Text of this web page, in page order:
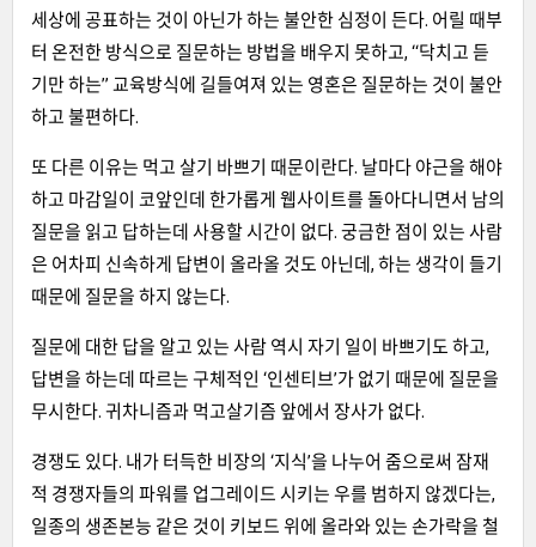
세상에 공표하는 것이 아닌가 하는 불안한 심정이 든다. 어릴 때부
터 온전한 방식으로 질문하는 방법을 배우지 못하고, “닥치고 듣
기만 하는” 교육방식에 길들여져 있는 영혼은 질문하는 것이 불안
하고 불편하다.
또 다른 이유는 먹고 살기 바쁘기 때문이란다. 날마다 야근을 해야
하고 마감일이 코앞인데 한가롭게 웹사이트를 돌아다니면서 남의
질문을 읽고 답하는데 사용할 시간이 없다. 궁금한 점이 있는 사람
은 어차피 신속하게 답변이 올라올 것도 아닌데, 하는 생각이 들기
때문에 질문을 하지 않는다.
질문에 대한 답을 알고 있는 사람 역시 자기 일이 바쁘기도 하고,
답변을 하는데 따르는 구체적인 ‘인센티브’가 없기 때문에 질문을
무시한다. 귀차니즘과 먹고살기즘 앞에서 장사가 없다.
경쟁도 있다. 내가 터득한 비장의 ‘지식’을 나누어 줌으로써 잠재
적 경쟁자들의 파워를 업그레이드 시키는 우를 범하지 않겠다는,
일종의 생존본능 같은 것이 키보드 위에 올라와 있는 손가락을 철